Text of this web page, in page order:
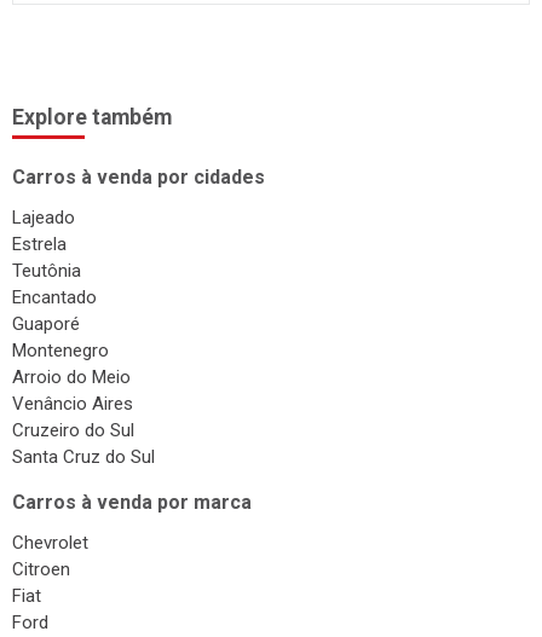
Gás Veicular
Explore também
Carros à venda por cidades
Lajeado
Estrela
Teutônia
Encantado
Guaporé
Montenegro
Arroio do Meio
Venâncio Aires
Cruzeiro do Sul
Santa Cruz do Sul
Carros à venda por marca
Chevrolet
Citroen
Fiat
Ford